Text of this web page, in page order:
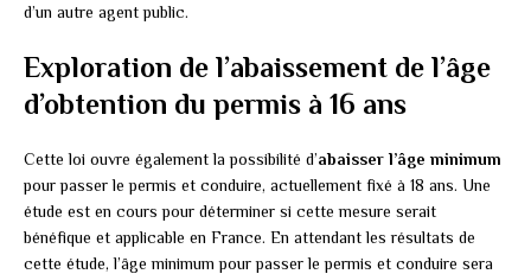
d’un autre agent public.
Exploration de l’abaissement de l’âge
d’obtention du permis à 16 ans
Cette loi ouvre également la possibilité d’abaisser l’âge minimum
pour passer le permis et conduire, actuellement fixé à 18 ans. Une
étude est en cours pour déterminer si cette mesure serait
bénéfique et applicable en France. En attendant les résultats de
cette étude, l’âge minimum pour passer le permis et conduire sera